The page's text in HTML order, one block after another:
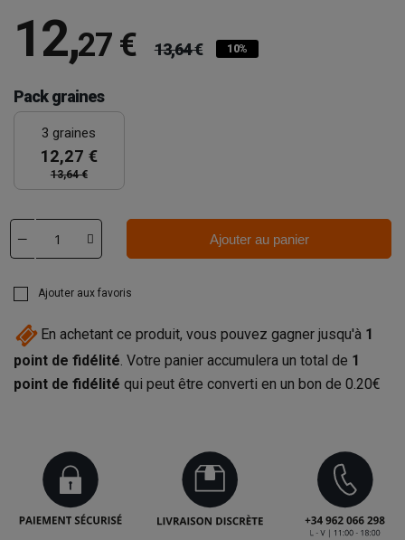
12,27 € 13,64 € 10%
Pack graines
3 graines
12,27 €
13,64 €
Ajouter au panier
Ajouter aux favoris
En achetant ce produit, vous pouvez gagner jusqu'à 1
point de fidélité. Votre panier accumulera un total de 1
point de fidélité qui peut être converti en un bon de 0.20€